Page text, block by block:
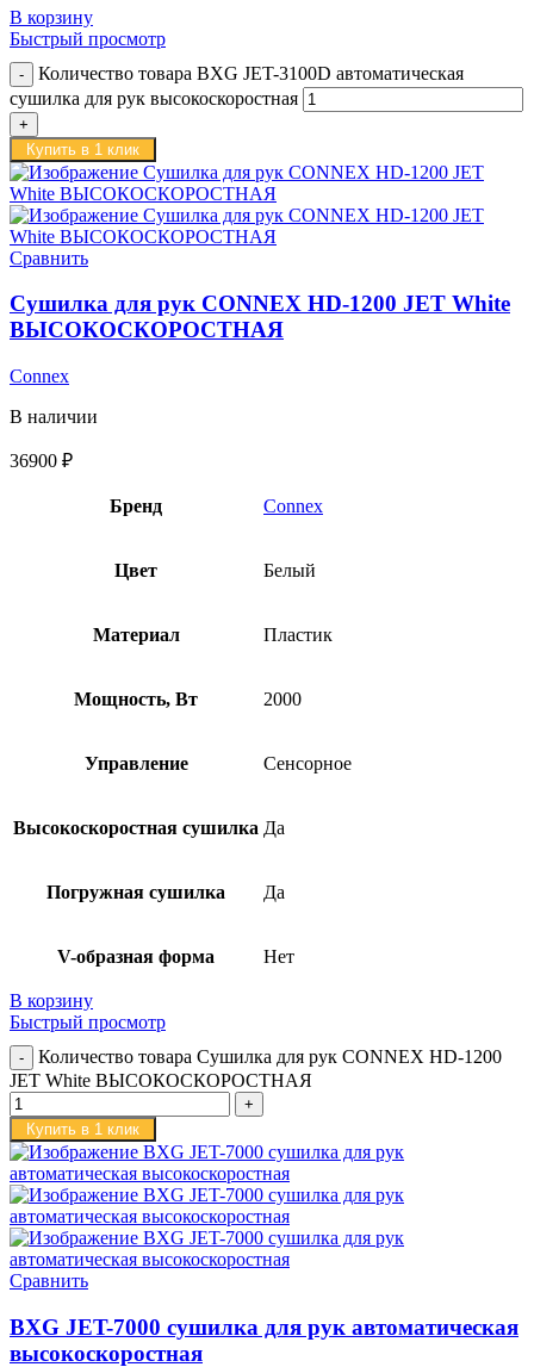
В корзину
Быстрый просмотр
Количество товара BXG JET-3100D автоматическая
сушилка для рук высокоскоростная
Купить в 1 клик
Сравнить
Сушилка для рук CONNEX HD-1200 JET White
ВЫСОКОСКОРОСТНАЯ
Connex
В наличии
36900 ₽
Бренд Connex
Цвет Белый
Материал Пластик
Мощность, Вт 2000
Управление Сенсорное
Высокоскоростная сушилка Да
Погружная сушилка Да
V-образная форма Нет
В корзину
Быстрый просмотр
Количество товара Сушилка для рук CONNEX HD-1200
JET White ВЫСОКОСКОРОСТНАЯ
Купить в 1 клик
Сравнить
BXG JET-7000 сушилка для рук автоматическая
высокоскоростная